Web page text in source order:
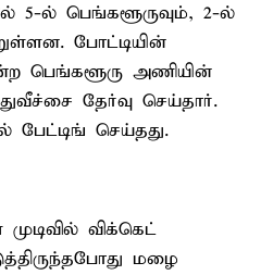
5-ல் பெங்களூருவும், 2-ல்
போட்டியின்
பெங்களூரு அணியின்
தேர்வு செய்தார்.
செய்தது.
விக்கெட்
மழை